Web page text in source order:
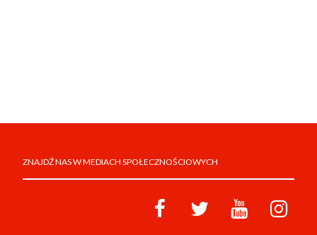
ZNAJDŹ NAS W MEDIACH SPOŁECZNOŚCIOWYCH